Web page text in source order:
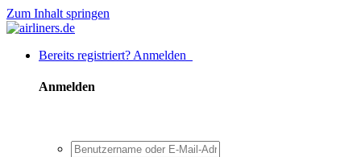
Zum Inhalt springen
Bereits registriert? Anmelden
Anmelden